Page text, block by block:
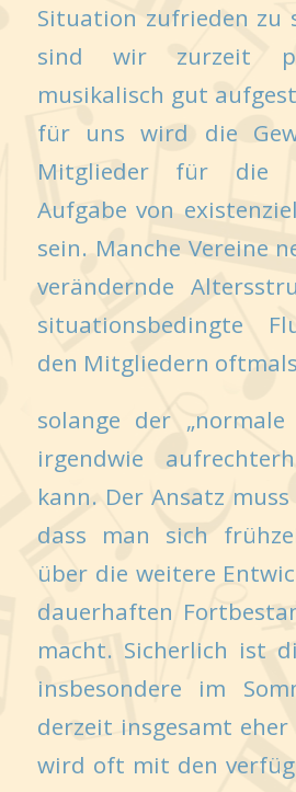
Situation zufrieden zu
sind wir zurzeit
musikalisch gut
für uns wird die
Mitglieder für die
Aufgabe von
sein. Manche Vereine
verändernde
situationsbedingte
den Mitgliedern
solange der „normale
irgendwie
kann. Der Ansatz
dass man sich
über die weitere
dauerhaften
macht. Sicherlich ist
insbesondere im
derzeit insgesamt
wird oft mit den